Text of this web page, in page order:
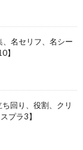
、名セリフ、名シー
】
ち回り、役割、クリ
プラ3】